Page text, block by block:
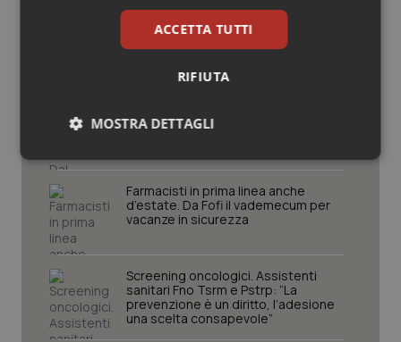
Tumori gastrointestinali
Potrebbe interessarti in
Lavoro e Professioni
le istruzioni per il Data Matrix. Entro l’8
febbraio 2027 l’adeguamento dei
Farmacisti in prima linea anche
d’estate. Da Fofi il vademecum per
vacanze in sicurezza
Screening oncologici. Assistenti
sanitari Fno Tsrm e Pstrp: “La
prevenzione è un diritto, l’adesione
una scelta consapevole”
ACCETTA TUTTI
RIFIUTA
MOSTRA DETTAGLI
Necessari Statistici Marketing
Necessari Statistici Marketing
I cookie necessari contribuiscono a rendere fruibile il
sito web abilitandone funzionalità di base quali la